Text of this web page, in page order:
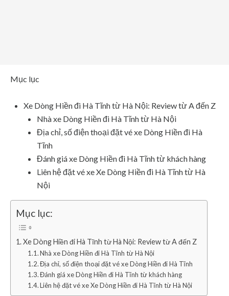
Mục lục
Xe Dòng Hiền đi Hà Tĩnh từ Hà Nội: Review từ A đến Z
Nhà xe Dòng Hiền đi Hà Tĩnh từ Hà Nội
Địa chỉ, số điện thoại đặt vé xe Dòng Hiền đi Hà
Tĩnh
Đánh giá xe Dòng Hiền đi Hà Tĩnh từ khách hàng
Liên hệ đặt vé xe Xe Dòng Hiền đi Hà Tĩnh từ Hà
Nội
Mục lục:
Xe Dòng Hiền đi Hà Tĩnh từ Hà Nội: Review từ A đến Z
Nhà xe Dòng Hiền đi Hà Tĩnh từ Hà Nội
Địa chỉ, số điện thoại đặt vé xe Dòng Hiền đi Hà Tĩnh
Đánh giá xe Dòng Hiền đi Hà Tĩnh từ khách hàng
Liên hệ đặt vé xe Xe Dòng Hiền đi Hà Tĩnh từ Hà Nội